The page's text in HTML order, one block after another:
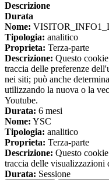
Descrizione
Durata
Nome:
Tipologia: analitico
Proprieta: Terza-parte
Descrizione: Questo
traccia delle preferenze
nei siti; può anche
utilizzando la nuova o la
Youtube.
Durata: 6 mesi
Nome: YSC
Tipologia: analitico
Proprieta: Terza-parte
Descrizione: Questo
traccia delle visualizzazioni
Durata: Sessione